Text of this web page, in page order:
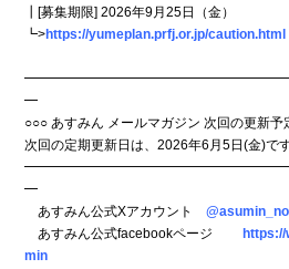
┃[募集期限] 2026年9月25日（金）
┗>https://yumeplan.prfj.or.jp/caution.html
━
○○○ あすみん メールマガジン 次回の更新予
次回の定期更新日は、2026年6月5日(金)です
━
あすみん公式Xアカウント
あすみん公式facebookページ
min